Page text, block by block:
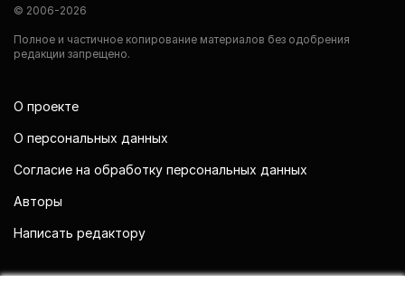
© 2006-2026
Полное и частичное копирование материалов без одобрения
редакции запрещено.
О проекте
О персональных данных
Согласие на обработку персональных данных
Авторы
Написать редактору